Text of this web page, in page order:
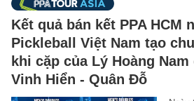
Kết quả bán kết PPA HCM
Pickleball Việt Nam tạo
khi cặp của Lý Hoàng
Vinh Hiển - Quân Đỗ